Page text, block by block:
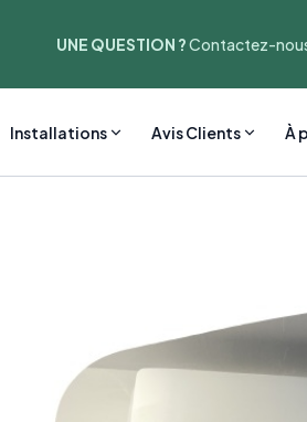
UNE QUESTION ?Contactez-
Installations Avis Clients À